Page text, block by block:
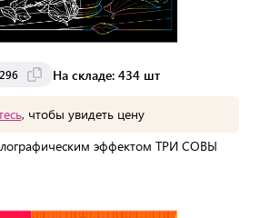
На складе: 434 шт
, чтобы увидеть цену
эффектом ТРИ СОВЫ